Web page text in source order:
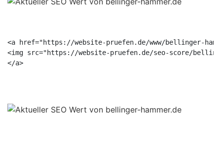
<a href="https://website-pruefen.de/www/bellinger-
<img src="https://website-pruefen.de/seo-score/